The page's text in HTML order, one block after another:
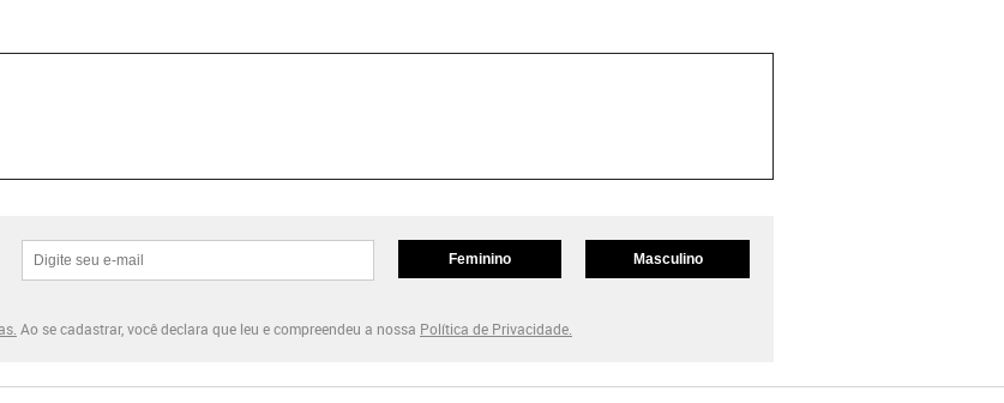
Feminino Masculino
Ao se cadastrar, você declara que leu e compreendeu a nossa Política de Privacidade.